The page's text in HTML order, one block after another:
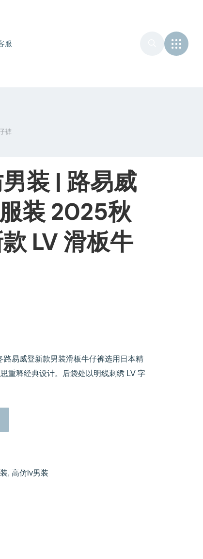
服
裤
装 | 路易威
装 2025秋
LV 滑板牛
路易威登新款男装滑板牛仔裤选用日本精
重释经典设计。后袋处以明线刺绣 LV 字
, 高仿lv男装